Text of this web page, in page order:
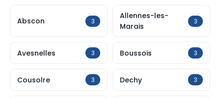
Abscon 3
Allennes-les-
Marais
3
Avesnelles 3 Boussois 3
Cousolre 3 Dechy 3